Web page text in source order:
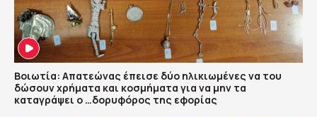
Βοιωτία: Απατεώνας έπεισε δύο ηλικιωμένες να του
δώσουν χρήματα και κοσμήματα για να μην τα
καταγράψει ο …δορυφόρος της εφορίας